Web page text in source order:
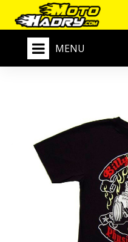
MENU
KONTAKT
NAŠE PRODEJNA